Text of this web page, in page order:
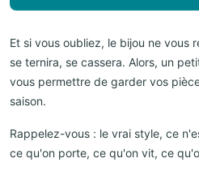
Et si vous oubliez, le bijou ne vous
se ternira, se cassera. Alors, un
vous permettre de garder vos
saison.
Rappelez-vous : le vrai style, ce
ce qu'on porte, ce qu'on vit, ce